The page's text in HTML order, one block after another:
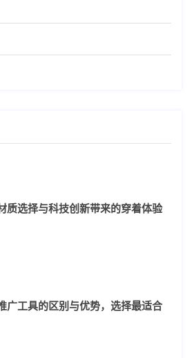
质选择与科技创新带来的穿着体验
广工具的区别与优势，选择最适合